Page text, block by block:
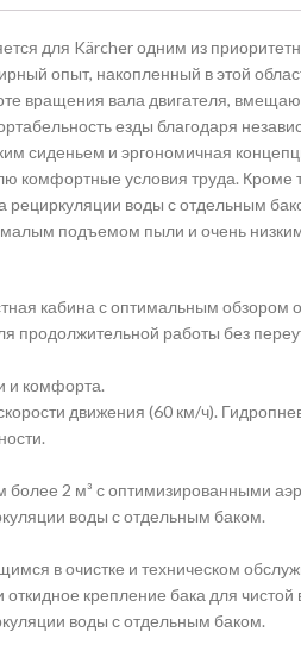
для Kärcher одним из
опыт, накопленный в этой
вращения вала двигателя,
езды благодаря
сиденьем и эргономичная
комфортные условия труда.
воды с отдельным
малым подъемом пыли и очень
кабина с оптимальным обзором
продолжительной работы без
и комфорта.
движения (60 км/ч).
2 м³ с оптимизированными
воды с отдельным баком.
в очистке и техническом
крепление бака для чистой
воды с отдельным баком.